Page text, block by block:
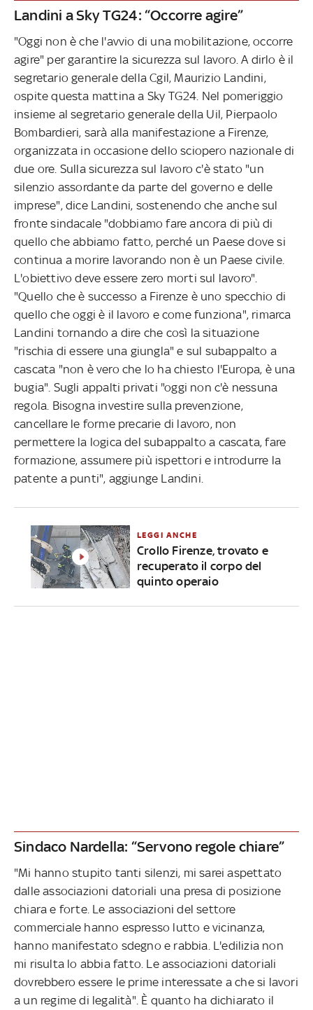
Landini a Sky TG24: “Occorre agire”
"Oggi non è che l'avvio di una mobilitazione, occorre
agire" per garantire la sicurezza sul lavoro. A dirlo è il
segretario generale della Cgil, Maurizio Landini,
ospite questa mattina a Sky TG24. Nel pomeriggio
insieme al segretario generale della Uil, Pierpaolo
Bombardieri, sarà alla manifestazione a Firenze,
organizzata in occasione dello sciopero nazionale di
due ore. Sulla sicurezza sul lavoro c'è stato "un
silenzio assordante da parte del governo e delle
imprese", dice Landini, sostenendo che anche sul
fronte sindacale "dobbiamo fare ancora di più di
quello che abbiamo fatto, perché un Paese dove si
continua a morire lavorando non è un Paese civile.
L'obiettivo deve essere zero morti sul lavoro".
"Quello che è successo a Firenze è uno specchio di
quello che oggi è il lavoro e come funziona", rimarca
Landini tornando a dire che così la situazione
"rischia di essere una giungla" e sul subappalto a
cascata "non è vero che lo ha chiesto l'Europa, è una
bugia". Sugli appalti privati "oggi non c'è nessuna
regola. Bisogna investire sulla prevenzione,
cancellare le forme precarie di lavoro, non
permettere la logica del subappalto a cascata, fare
formazione, assumere più ispettori e introdurre la
patente a punti", aggiunge Landini.
LEGGI ANCHE
Crollo Firenze, trovato e
recuperato il corpo del
quinto operaio
Sindaco Nardella: “Servono regole chiare”
"Mi hanno stupito tanti silenzi, mi sarei aspettato
dalle associazioni datoriali una presa di posizione
chiara e forte. Le associazioni del settore
commerciale hanno espresso lutto e vicinanza,
hanno manifestato sdegno e rabbia. L'edilizia non
mi risulta lo abbia fatto. Le associazioni datoriali
dovrebbero essere le prime interessate a che si lavori
a un regime di legalità". È quanto ha dichiarato il